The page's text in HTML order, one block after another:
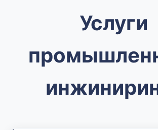
Услуги